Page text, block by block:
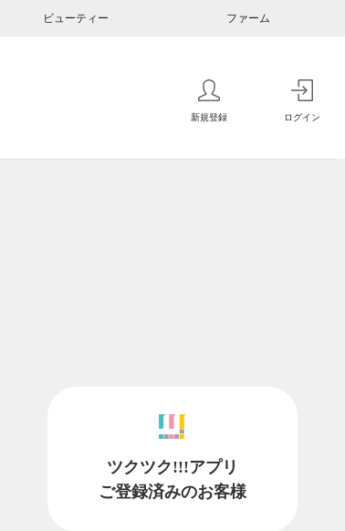
ビューティー ファーム
新規登録 ログイン
ツクツク!!!アプリ
ご登録済みのお客様